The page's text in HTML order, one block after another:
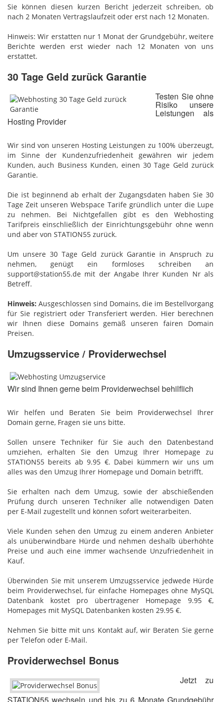
Sie können diesen kurzen Bericht jederzeit schreiben, ob
nach 2 Monaten Vertragslaufzeit oder erst nach 12 Monaten.
Hinweis: Wir erstatten nur 1 Monat der Grundgebühr, weitere
Berichte werden erst wieder nach 12 Monaten von uns
erstattet.
30 Tage Geld zurück Garantie
Testen Sie ohne
Risiko unsere
Leistungen als
Hosting Provider
Wir sind von unseren Hosting Leistungen zu 100% überzeugt,
im Sinne der Kundenzufriedenheit gewähren wir jedem
Kunden, auch Business Kunden, einen 30 Tage Geld zurück
Garantie.
Die ist beginnend ab erhalt der Zugangsdaten haben Sie 30
Tage Zeit unseren Webspace Tarife gründlich unter die Lupe
zu nehmen. Bei Nichtgefallen gibt es den Webhosting
Tarifpreis einschließlich der Einrichtungsgebühr ohne wenn
und aber von STATION55 zurück.
Um unsere 30 Tage Geld zurück Garantie in Anspruch zu
nehmen, genügt ein formloses schreiben an
support@station55.de mit der Angabe Ihrer Kunden Nr als
Betreff.
Hinweis: Ausgeschlossen sind Domains, die im Bestellvorgang
für Sie registriert oder Transferiert werden. Hier berechnen
wir Ihnen diese Domains gemäß unseren fairen Domain
Preisen.
Umzugsservice / Providerwechsel
Wir sind Ihnen gerne beim Providerwechsel behilflich
Wir helfen und Beraten Sie beim Providerwechsel Ihrer
Domain gerne, Fragen sie uns bitte.
Sollen unsere Techniker für Sie auch den Datenbestand
umziehen, erhalten Sie den Umzug Ihrer Homepage zu
STATION55 bereits ab 9.95 €. Dabei kümmern wir uns um
alles was den Umzug Ihrer Homepage und Domain betrifft.
Sie erhalten nach dem Umzug, sowie der abschießenden
Prüfung durch unseren Techniker alle notwendigen Daten
per E-Mail zugestellt und können sofort weiterarbeiten.
Viele Kunden sehen den Umzug zu einem anderen Anbieter
als unüberwindbare Hürde und nehmen deshalb überhöhte
Preise und auch eine immer wachsende Unzufriedenheit in
Kauf.
Überwinden Sie mit unserem Umzugsservice jedwede Hürde
beim Providerwechsel, für einfache Homepages ohne MySQL
Datenbank kostet pro übertragener Homepage 9.95 €,
Homepages mit MySQL Datenbanken kosten 29.95 €.
Nehmen Sie bitte mit uns Kontakt auf, wir Beraten Sie gerne
per Telefon oder E-Mail.
Providerwechsel Bonus
Jetzt zu